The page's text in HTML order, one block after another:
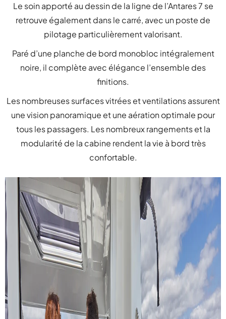
Le soin apporté au dessin de la ligne de l’Antares 7 se
retrouve également dans le carré, avec un poste de
pilotage particulièrement valorisant.
Paré d’une planche de bord monobloc intégralement
noire, il complète avec élégance l’ensemble des
finitions.
Les nombreuses surfaces vitrées et ventilations assurent
une vision panoramique et une aération optimale pour
tous les passagers. Les nombreux rangements et la
modularité de la cabine rendent la vie à bord très
confortable.